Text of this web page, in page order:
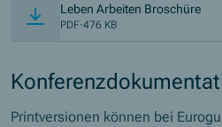
Leben Arbeiten Broschüre
PDF·476 KB
Printversionen können bei